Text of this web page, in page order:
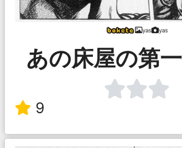
yas yas
あの床屋の第
9